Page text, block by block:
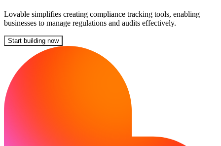
Lovable simplifies creating compliance tracking tools, enabling
businesses to manage regulations and audits effectively.
Start building now